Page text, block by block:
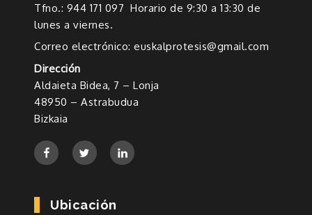
Tfno.: 944 171 097 Horario de 9:30 a 13:30 de
lunes a viernes.
Correo electrónico: euskalprotesis@gmail.com
Dirección
Aldaieta Bidea, 7 – Lonja
48950 – Astrabudua
Bizkaia
Ubicación